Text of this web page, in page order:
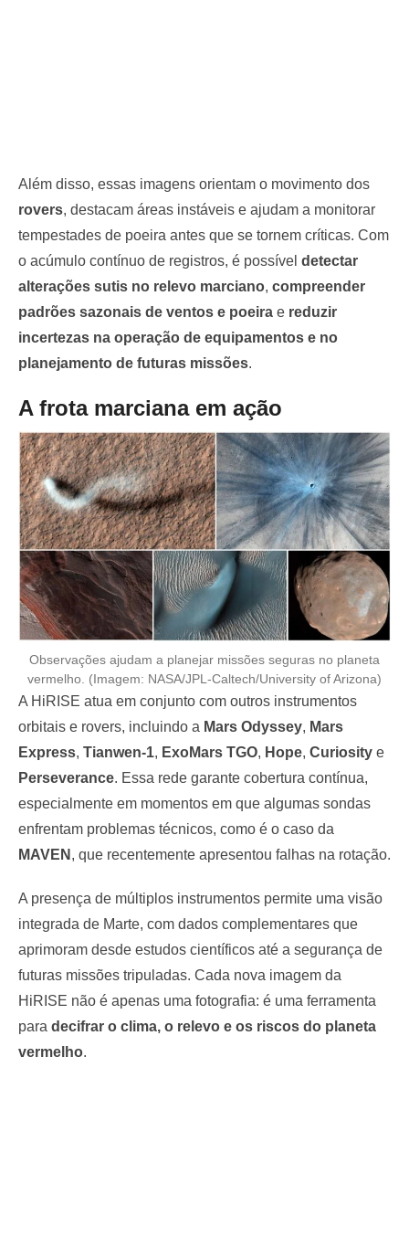
Além disso, essas imagens orientam o movimento dos
rovers, destacam áreas instáveis e ajudam a monitorar
tempestades de poeira antes que se tornem críticas. Com
o acúmulo contínuo de registros, é possível detectar
alterações sutis no relevo marciano, compreender
padrões sazonais de ventos e poeira e reduzir
incertezas na operação de equipamentos e no
planejamento de futuras missões.
A frota marciana em ação
Observações ajudam a planejar missões seguras no planeta
vermelho. (Imagem: NASA/JPL-Caltech/University of Arizona)
A HiRISE atua em conjunto com outros instrumentos
orbitais e rovers, incluindo a Mars Odyssey, Mars
Express, Tianwen-1, ExoMars TGO, Hope, Curiosity e
Perseverance. Essa rede garante cobertura contínua,
especialmente em momentos em que algumas sondas
enfrentam problemas técnicos, como é o caso da
MAVEN , que recentemente apresentou falhas na rotação.
A presença de múltiplos instrumentos permite uma visão
integrada de Marte, com dados complementares que
aprimoram desde estudos científicos até a segurança de
futuras missões tripuladas. Cada nova imagem da
HiRISE não é apenas uma fotografia: é uma ferramenta
para decifrar o clima, o relevo e os riscos do planeta
vermelho.